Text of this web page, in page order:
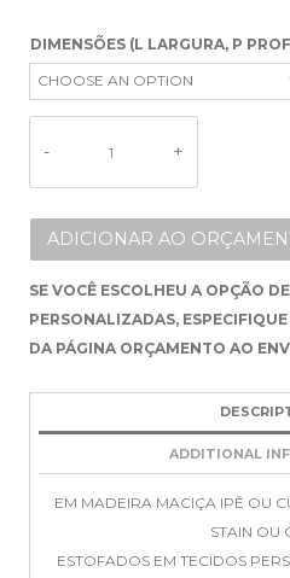
DIMENSÕES (L LARGURA, P
ADICIONAR AO
SE VOCÊ ESCOLHEU A OPÇÃO
PERSONALIZADAS,
DA PÁGINA ORÇAMENTO AO
ADDITIONAL
EM MADEIRA MACIÇA IPÊ OU
STAIN OU
ESTOFADOS EM TECIDOS